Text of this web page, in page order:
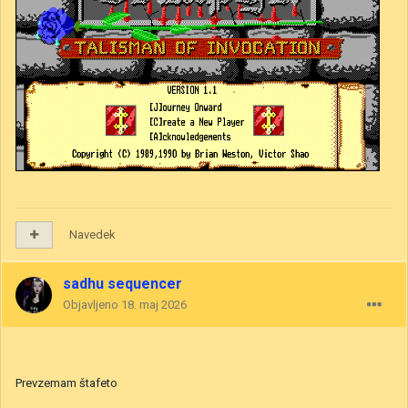
Navedek
sadhu sequencer
Objavljeno 18. maj 2026
Prevzemam štafeto